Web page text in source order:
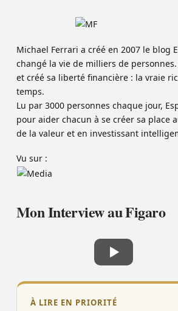
Michael Ferrari a créé en 2007 le blog
changé la vie de milliers de
et créé sa liberté financière : la vraie
temps.
Lu par 3000 personnes chaque jour,
pour aider chacun à se créer sa place
de la valeur et en investissant
Vu sur :
Mon Interview au Figaro
À LIRE EN PRIORITÉ